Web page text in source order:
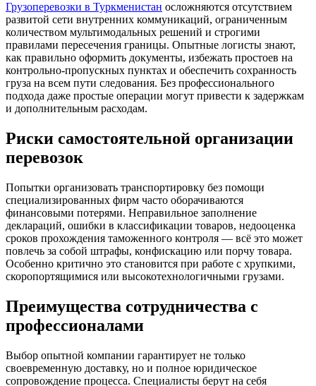
Грузоперевозки в Туркменистан осложняются отсутствием
развитой сети внутренних коммуникаций, ограниченным
количеством мультимодальных решений и строгими
правилами пересечения границы. Опытные логисты знают,
как правильно оформить документы, избежать простоев на
контрольно-пропускных пунктах и обеспечить сохранность
груза на всем пути следования. Без профессионального
подхода даже простые операции могут привести к задержкам
и дополнительным расходам.
Риски самостоятельной организации
перевозок
Попытки организовать транспортировку без помощи
специализированных фирм часто оборачиваются
финансовыми потерями. Неправильное заполнение
деклараций, ошибки в классификации товаров, недооценка
сроков прохождения таможенного контроля — всё это может
повлечь за собой штрафы, конфискацию или порчу товара.
Особенно критично это становится при работе с хрупкими,
скоропортящимися или высокотехнологичными грузами.
Преимущества сотрудничества с
профессионалами
Выбор опытной компании гарантирует не только
своевременную доставку, но и полное юридическое
сопровождение процесса. Специалисты берут на себя